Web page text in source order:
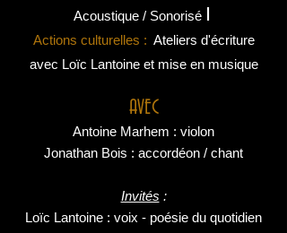
Acoustique / Sonorisé I
Actions culturelles : Ateliers d'écriture
avec Loïc Lantoine et mise en musique
AVEC
Antoine Marhem : violon
Jonathan Bois : accordéon / chant
Invités :
Loïc Lantoine : voix - poésie du quotidien